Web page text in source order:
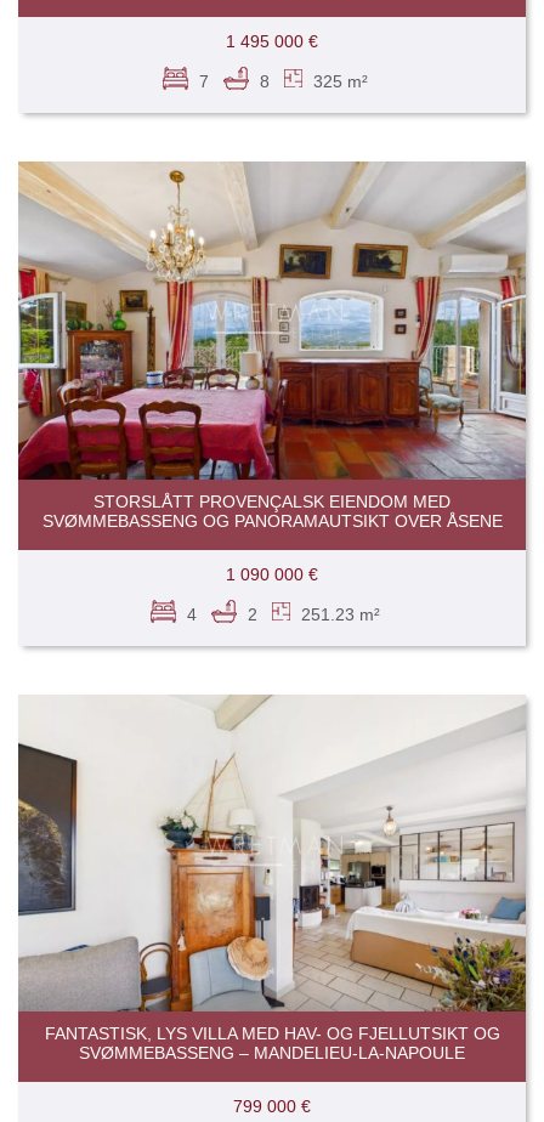
1 495 000 €
7 8 325 m²
STORSLÅTT PROVENÇALSK EIENDOM MED
SVØMMEBASSENG OG PANORAMAUTSIKT OVER ÅSENE
1 090 000 €
4 2 251.23 m²
FANTASTISK, LYS VILLA MED HAV- OG FJELLUTSIKT OG
SVØMMEBASSENG – MANDELIEU-LA-NAPOULE
799 000 €